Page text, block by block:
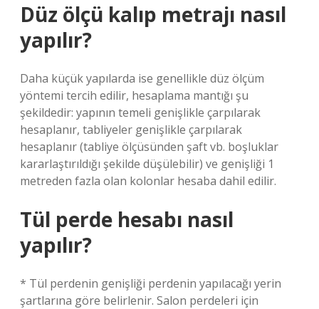
Düz ölçü kalıp metrajı nasıl
yapılır?
Daha küçük yapılarda ise genellikle düz ölçüm
yöntemi tercih edilir, hesaplama mantığı şu
şekildedir: yapının temeli genişlikle çarpılarak
hesaplanır, tabliyeler genişlikle çarpılarak
hesaplanır (tabliye ölçüsünden şaft vb. boşluklar
kararlaştırıldığı şekilde düşülebilir) ve genişliği 1
metreden fazla olan kolonlar hesaba dahil edilir.
Tül perde hesabı nasıl
yapılır?
* Tül perdenin genişliği perdenin yapılacağı yerin
şartlarına göre belirlenir. Salon perdeleri için